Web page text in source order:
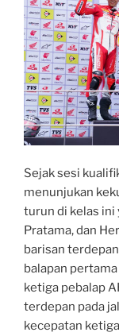
Sejak sesi
menunjukan
turun di kelas ini
Pratama, dan
barisan
balapan
ketiga pebalap
terdepan pada
kecepatan